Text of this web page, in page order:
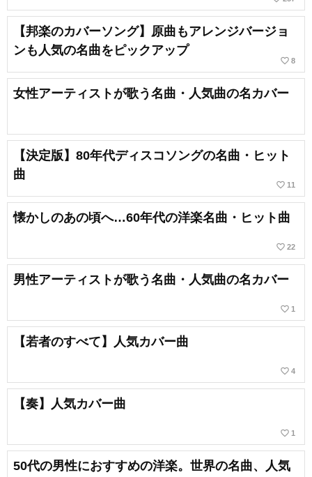
【邦楽のカバーソング】原曲もアレンジバージョ
ンも人気の名曲をピックアップ
favorite_border 8
女性アーティストが歌う名曲・人気曲の名カバー
【決定版】80年代ディスコソングの名曲・ヒット
曲
favorite_border 11
懐かしのあの頃へ…60年代の洋楽名曲・ヒット曲
favorite_border 22
男性アーティストが歌う名曲・人気曲の名カバー
favorite_border 1
【若者のすべて】人気カバー曲
favorite_border 4
【奏】人気カバー曲
favorite_border 1
50代の男性におすすめの洋楽。世界の名曲、人気